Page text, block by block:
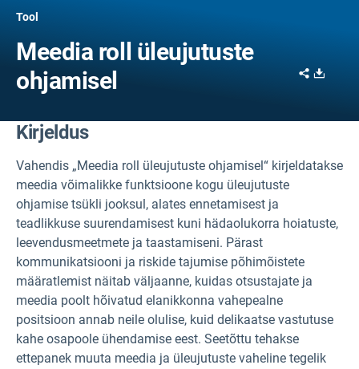
Tool
Meedia roll üleujutuste
ohjamisel
Share
Kirjeldus
Vahendis „Meedia roll üleujutuste ohjamisel“ kirjeldatakse
meedia võimalikke funktsioone kogu üleujutuste
ohjamise tsükli jooksul, alates ennetamisest ja
teadlikkuse suurendamisest kuni hädaolukorra hoiatuste,
leevendusmeetmete ja taastamiseni. Pärast
kommunikatsiooni ja riskide tajumise põhimõistete
määratlemist näitab väljaanne, kuidas otsustajate ja
meedia poolt hõivatud elanikkonna vahepealne
positsioon annab neile olulise, kuid delikaatse vastutuse
kahe osapoole ühendamise eest. Seetõttu tehakse
ettepanek muuta meedia ja üleujutuste vaheline tegelik